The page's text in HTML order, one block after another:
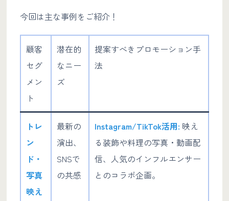
今回は主な事例をご紹介！
顧客
セグ
メン
ト
潜在的
なニー
ズ
提案すべきプロモーション手
法
トレ
ン
ド・
写真
映え
最新の
演出、
SNSで
の共感
Instagram/TikTok活用: 映え
る装飾や料理の写真・動画配
信、人気のインフルエンサー
とのコラボ企画。